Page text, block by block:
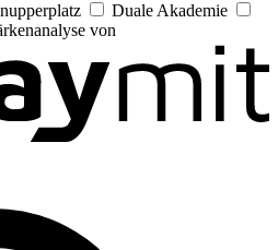
Duale Akademie
von